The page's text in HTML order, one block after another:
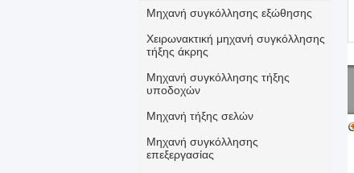
Μηχανή συγκόλλησης εξώθησης
Χειρωνακτική μηχανή συγκόλλησης
τήξης άκρης
Μηχανή συγκόλλησης τήξης
υποδοχών
Μηχανή τήξης σελών
Μηχανή συγκόλλησης
επεξεργασίας